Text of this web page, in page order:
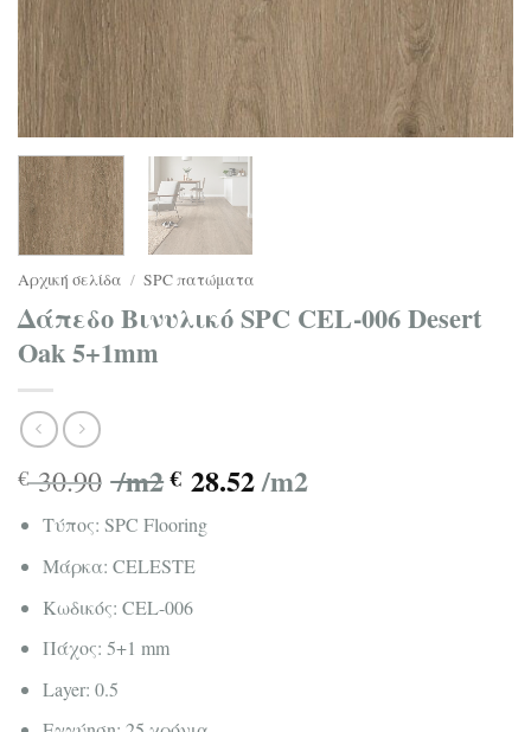
Αρχική σελίδα / SPC πατώματα
Δάπεδο Βινυλικό SPC CEL-006 Desert
Oak 5+1mm
€30.90 /m2 € 28.52/m2
Τύπος: SPC Flooring
Μάρκα: CELESTE
Κωδικός: CEL-006
Πάχος: 5+1 mm
Layer: 0.5